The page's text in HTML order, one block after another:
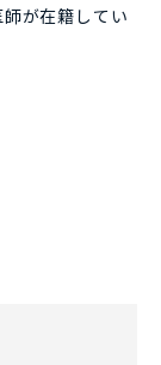
が在籍してい